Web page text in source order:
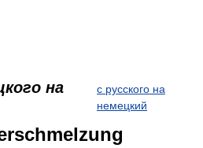
на
с русского на
немецкий